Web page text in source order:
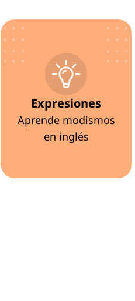
Expresiones
Aprende modismos
en inglés